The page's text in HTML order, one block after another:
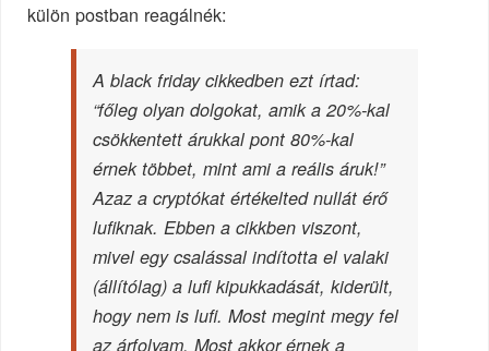
külön postban reagálnék:
A black friday cikkedben ezt írtad:
“főleg olyan dolgokat, amik a 20%-kal
csökkentett árukkal pont 80%-kal
érnek többet, mint ami a reális áruk!”
Azaz a cryptókat értékelted nullát érő
lufiknak. Ebben a cikkben viszont,
mivel egy csalással indította el valaki
(állítólag) a lufi kipukkadását, kiderült,
hogy nem is lufi. Most megint megy fel
az árfolyam. Most akkor érnek a